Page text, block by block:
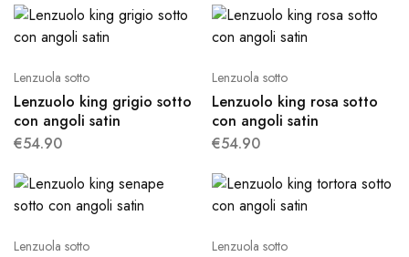
Lenzuola sotto
Lenzuolo king grigio sotto
con angoli satin
€54.90
Lenzuola sotto
Lenzuolo king rosa sotto
con angoli satin
€54.90
Lenzuola sotto Lenzuola sotto